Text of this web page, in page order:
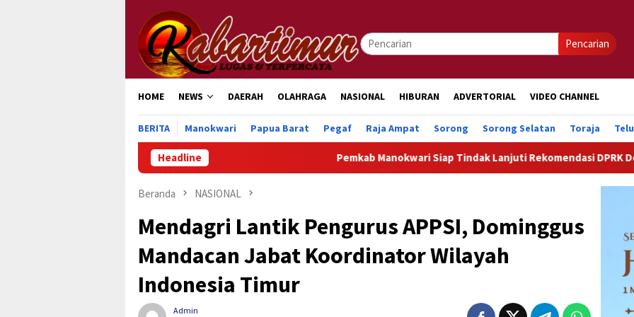
konten
Pencarian
HOME NEWS DAERAH OLAHRAGA NASIONAL HIBURAN ADVERTORIAL VIDEO CHANNEL
BERITA Manokwari Papua Barat Pegaf Raja Ampat Sorong Sorong Selatan Toraja
Headline Pemkab Manokwari Siap Tindak Lanjuti Rekomendasi DPRK Demi Percepatan
Beranda NASIONAL
Mendagri Lantik Pengurus APPSI, Dominggus
Mandacan Jabat Koordinator Wilayah
Indonesia Timur
Admin